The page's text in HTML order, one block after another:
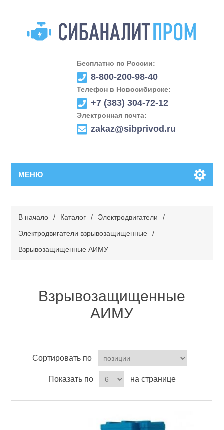
Бесплатно по России:
8-800-200-98-40
Телефон в Новосибирске:
+7 (383) 304-72-12
Электронная почта:
zakaz@sibprivod.ru
МЕНЮ
В начало / Каталог / Электродвигатели
/
Электродвигатели взрывозащищенные
/
Взрывозащищенные АИМУ
Взрывозащищенные
АИМУ
Сортировать по
Показать по на странице